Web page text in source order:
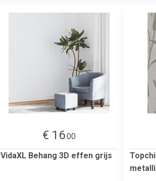
€ 16.00
VidaXL Behang 3D effen grijs